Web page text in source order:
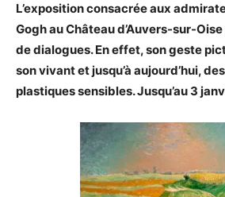
L’exposition consacrée aux
Gogh au Château d’Auvers-sur-
de dialogues. En effet, son geste
son vivant et jusqu’à aujourd’hui,
plastiques sensibles. Jusqu’au 3